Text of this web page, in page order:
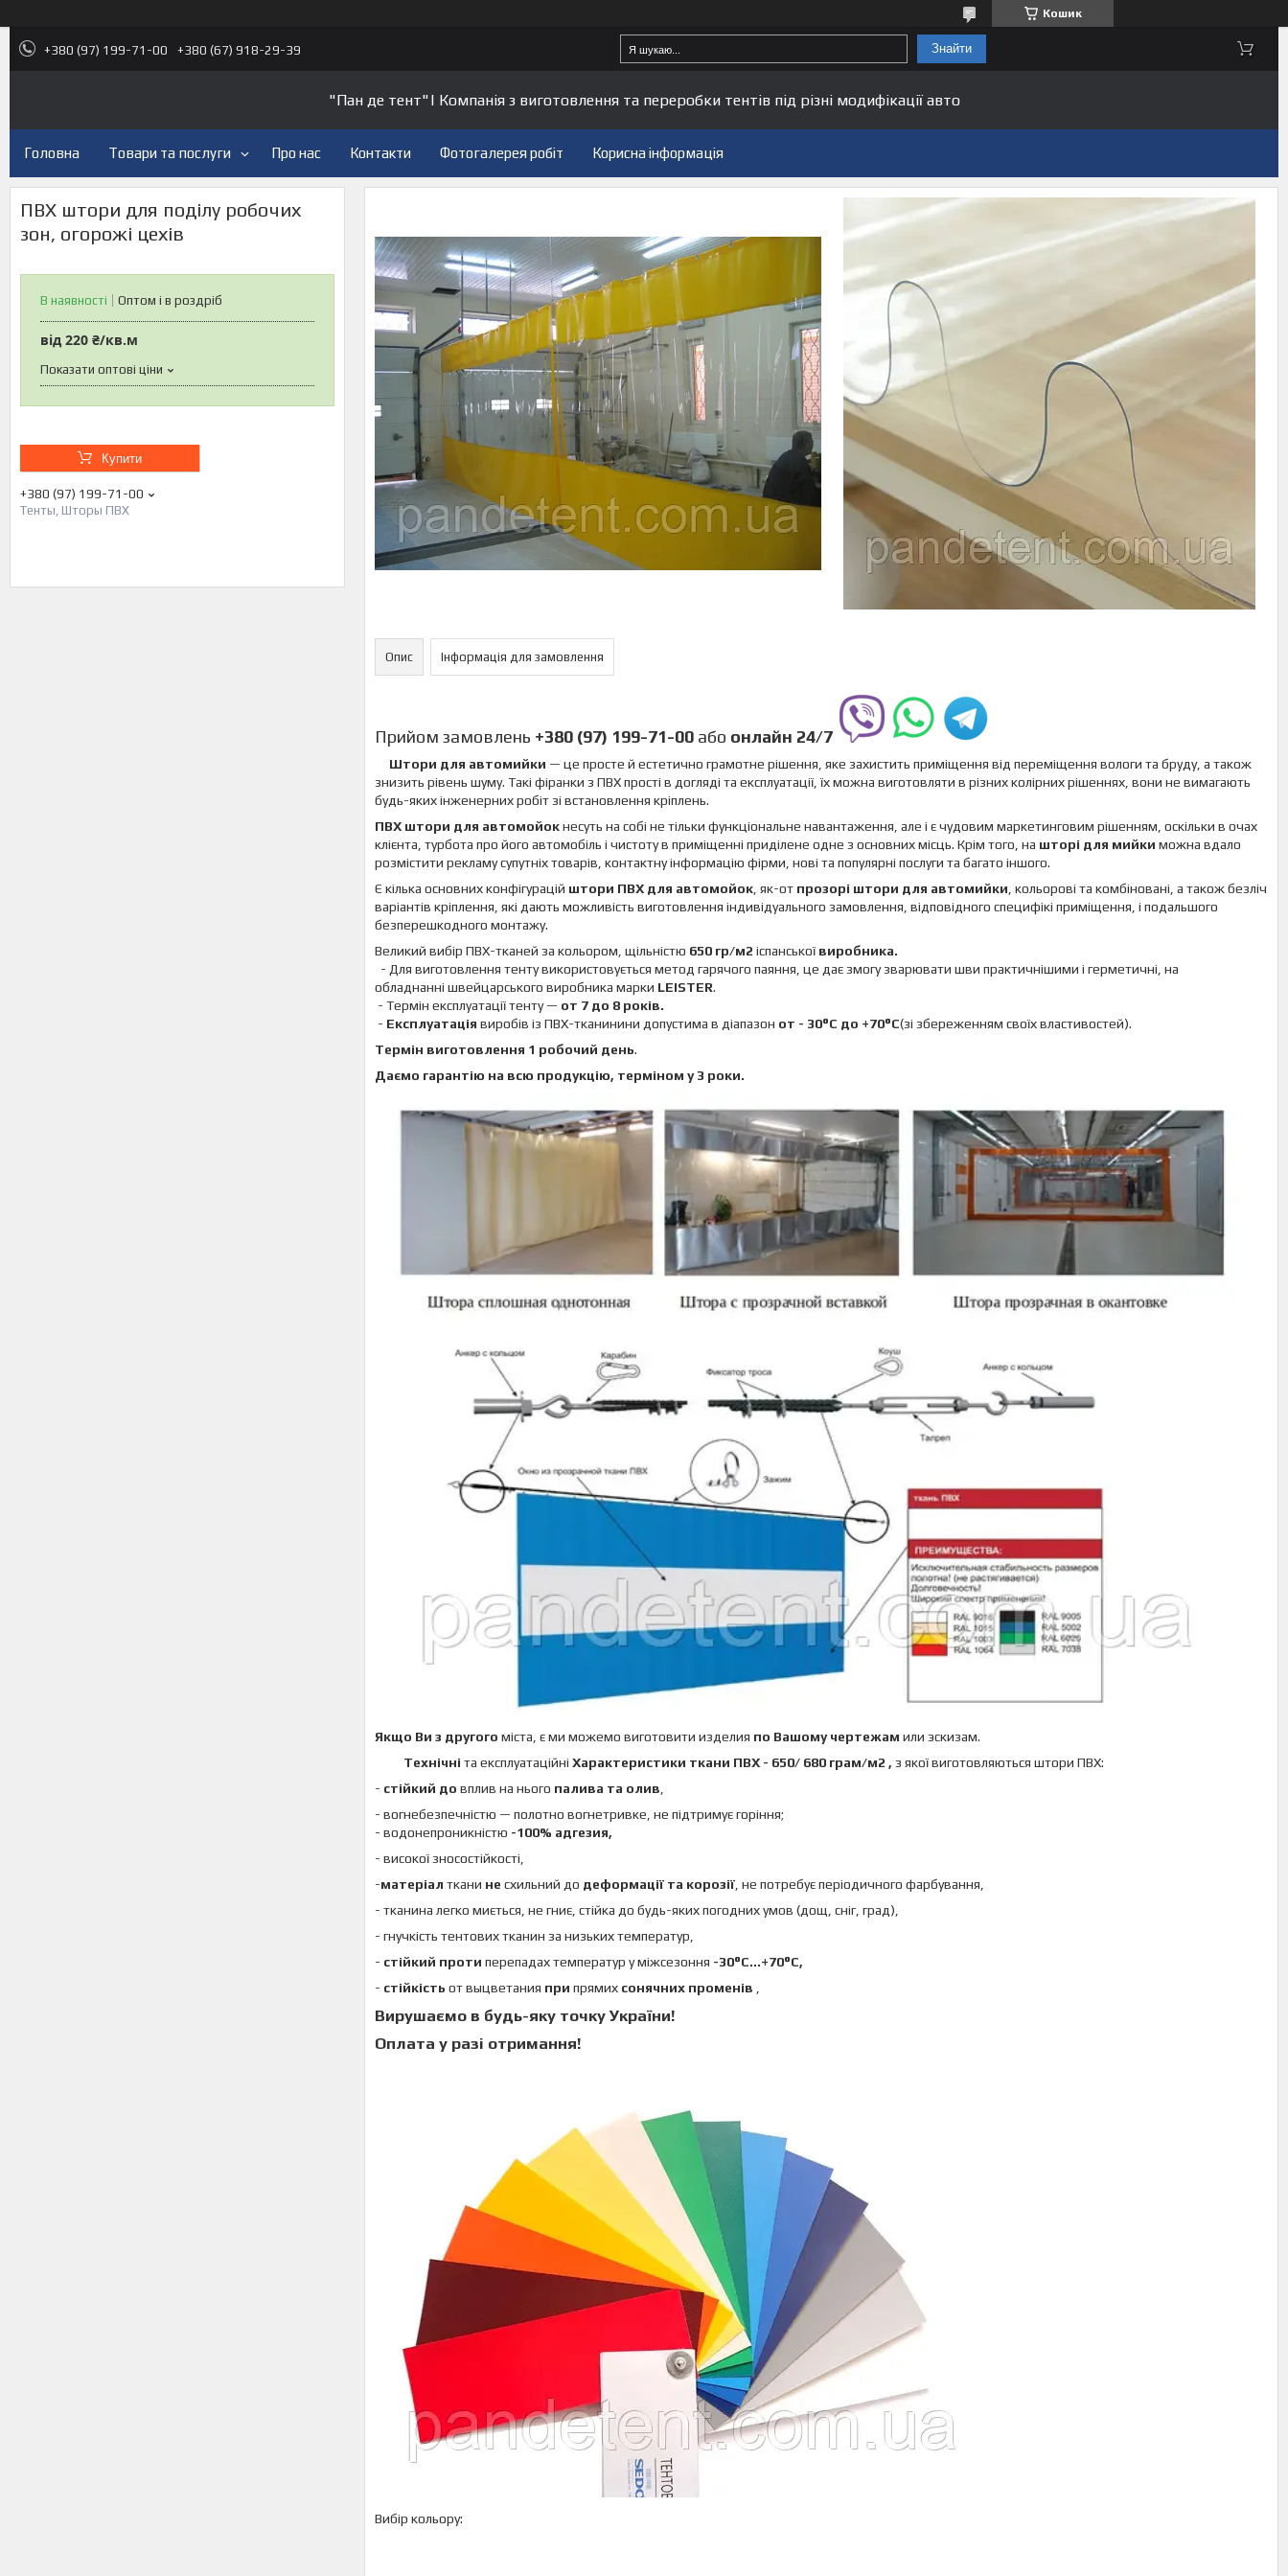
Кошик
+380 (97) 199-71-00 +380 (67) 918-29-39 Знайти
"Пан де тент"| Компанія з виготовлення та переробки тентів під різні модифікації авто
Головна Товари та послуги Про нас Контакти Фотогалерея робіт Корисна інформація
ПВХ штори для поділу робочих
зон, огорожі цехів
В наявності Оптом і в роздріб
від 220 ₴/кв.м
Показати оптові ціни
Купити
+380 (97) 199-71-00
Тенты, Шторы ПВХ
Опис Інформація для замовлення
Прийом замовлень +380 (97) 199-71-00 або онлайн 24/7
Штори для автомийки — це просте й естетично грамотне рішення, яке захистить приміщення від переміщення вологи та бруду, а також
знизить рівень шуму. Такі фіранки з ПВХ прості в догляді та експлуатації, їх можна виготовляти в різних колірних рішеннях, вони не вимагають
будь-яких інженерних робіт зі встановлення кріплень.
ПВХ штори для автомойокнесуть на собі не тільки функціональне навантаження, але і є чудовим маркетинговим рішенням, оскільки в очах
клієнта, турбота про його автомобіль і чистоту в приміщенні приділене одне з основних місць. Крім того, на шторі для мийки можна вдало
розмістити рекламу супутніх товарів, контактну інформацію фірми, нові та популярні послуги та багато іншого.
Є кілька основних конфігурацій штори ПВХ для автомойок , як-от прозорі штори для автомийки , кольорові та комбіновані, а також безліч
варіантів кріплення, які дають можливість виготовлення індивідуального замовлення, відповідного специфікі приміщення, і подальшого
безперешкодного монтажу.
Великий вибір ПВХ-тканей за кольором, щільністю 650 гр/м2 іспанської виробника.
- Для виготовлення тенту використовується метод гарячого паяння, це дає змогу зварювати шви практичнішими і герметичні, на
обладнанні швейцарського виробника марки LEISTER.
- Термін експлуатації тенту — от 7 до 8 років.
- Експлуатація виробів із ПВХ-тканинини допустима в діапазон от - 30°C до +70°C(зі збереженням своїх властивостей).
Термін виготовлення 1 робочий день.
Даємо гарантію на всю продукцію, терміном у 3 роки.
Якщо Ви з другого міста, є ми можемо виготовити изделия по Вашому чертежам или эскизам.
Технічні та експлуатаційні Характеристики ткани ПВХ - 650/ 680 грам/м2 , з якої виготовляються штори ПВХ:
- стійкий до вплив на нього палива та олив
- вогнебезпечністю — полотно вогнетривке, не підтримує горіння;
- водонепроникністю -100% адгезия,
- високої зносостійкості,
-матеріал ткани не схильний до деформації та корозії , не потребує періодичного фарбування,
- тканина легко миється, не гниє, стійка до будь-яких погодних умов (дощ, сніг, град),
- гнучкість тентових тканин за низьких температур,
- стійкий проти перепадах температур у міжсезоння -30°C...+70°C,
- стійкість от выцветания при прямих сонячних променів
Вирушаємо в будь-яку точку України!
Оплата у разі отримання!
Вибір кольору: